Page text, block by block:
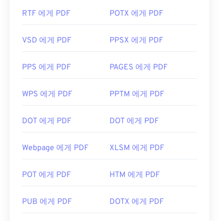
RTF 에게 PDF POTX 에게 PDF
VSD 에게 PDF PPSX 에게 PDF
PPS 에게 PDF PAGES 에게 PDF
WPS 에게 PDF PPTM 에게 PDF
DOT 에게 PDF DOT 에게 PDF
Webpage 에게 PDF XLSM 에게 PDF
POT 에게 PDF HTM 에게 PDF
PUB 에게 PDF DOTX 에게 PDF